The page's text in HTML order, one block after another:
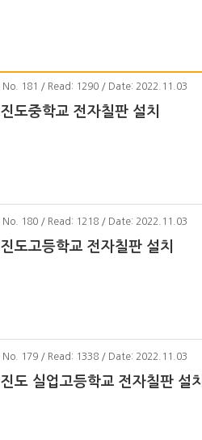
No . 181 / Read: 1290 / Date: 2022.11.03
진도중학교 전자칠판 설치
No . 180 / Read: 1218 / Date: 2022.11.03
진도고등학교 전자칠판 설치
No . 179 / Read: 1338 / Date: 2022.11.03
진도 실업고등학교 전자칠판 설치